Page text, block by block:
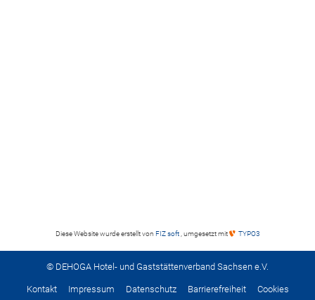
Diese Website wurde erstellt von FIZ soft , umgesetzt mit TYPO3
© DEHOGA Hotel- und Gaststättenverband Sachsen e.V.
Kontakt Impressum Datenschutz Barrierefreiheit Cookies